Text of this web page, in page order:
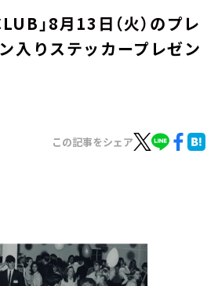
」8月13日（火）のプレ
入りステッカープレゼン
この記事をシェア